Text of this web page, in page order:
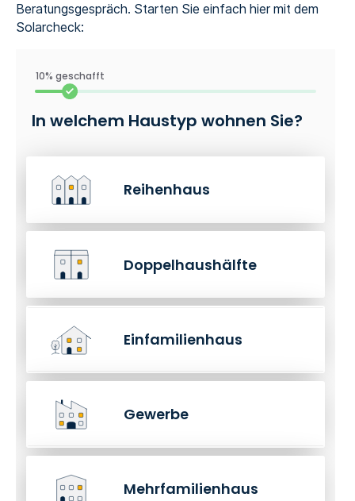
Beratungsgespräch. Starten Sie einfach hier mit dem
Solarcheck:
10% geschafft
In welchem Haustyp wohnen Sie?
Reihenhaus
Doppelhaushälfte
Einfamilienhaus
Gewerbe
Mehrfamilienhaus